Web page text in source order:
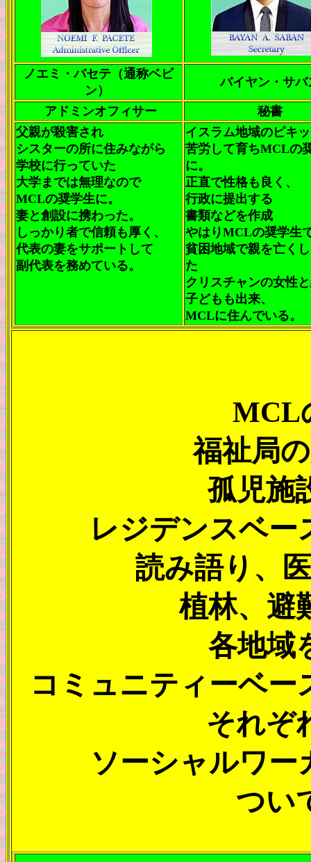
ノエミ・バセテ（通称ベビ
ン）
バイヤン・サバ
アドミンオフィサー
秘書
父親が殺害され
シスターの所に住みながら
学校に行っていた
大学までは無理なので
MCLの奨学生に。
妻と創設に携わった。
しっかり者で信頼も厚く、
代表の妻をサポートして
副代表を務めている。
イスラム地域のピキ
苦労して育ちMCLの
に。
正直で性格も良く、
行政に提出する
書類などを作成
やはりMCLの奨学生
貧困地域で親を亡く
た
クリスチャンの女性
子どもも出来、
MCLに住んでいる。
MCL
福祉局
孤児施
レジデンスベー
読み語り、
植林、避
各地域
コミュニティーベー
それぞ
ソーシャルワー
つい